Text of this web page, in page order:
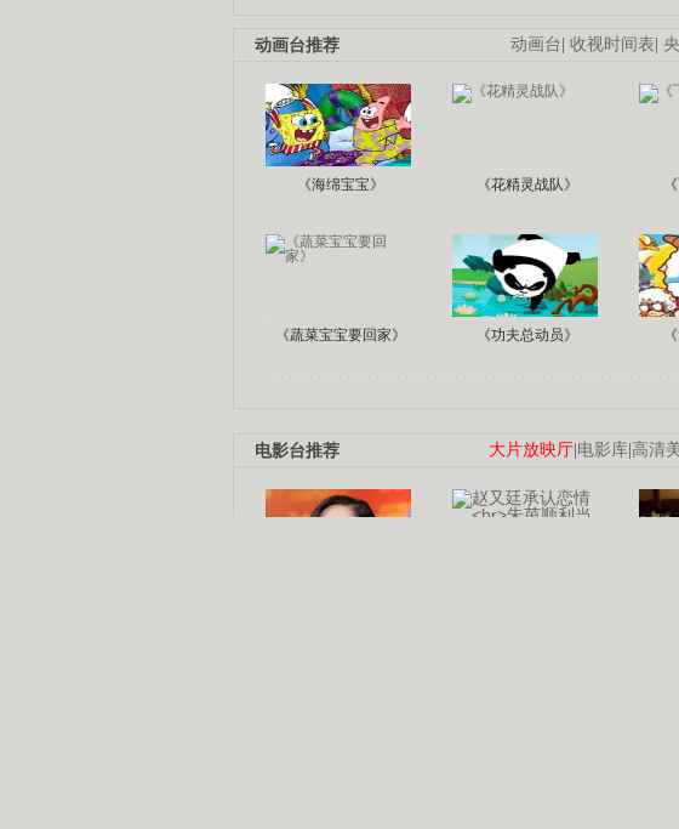
动画台 收视时间表
动画台推荐
《海绵宝宝》 《花精灵战队》
《蔬菜宝宝要回家》 《功夫总动员》
大片放映厅 电影库 高清
电影台推荐